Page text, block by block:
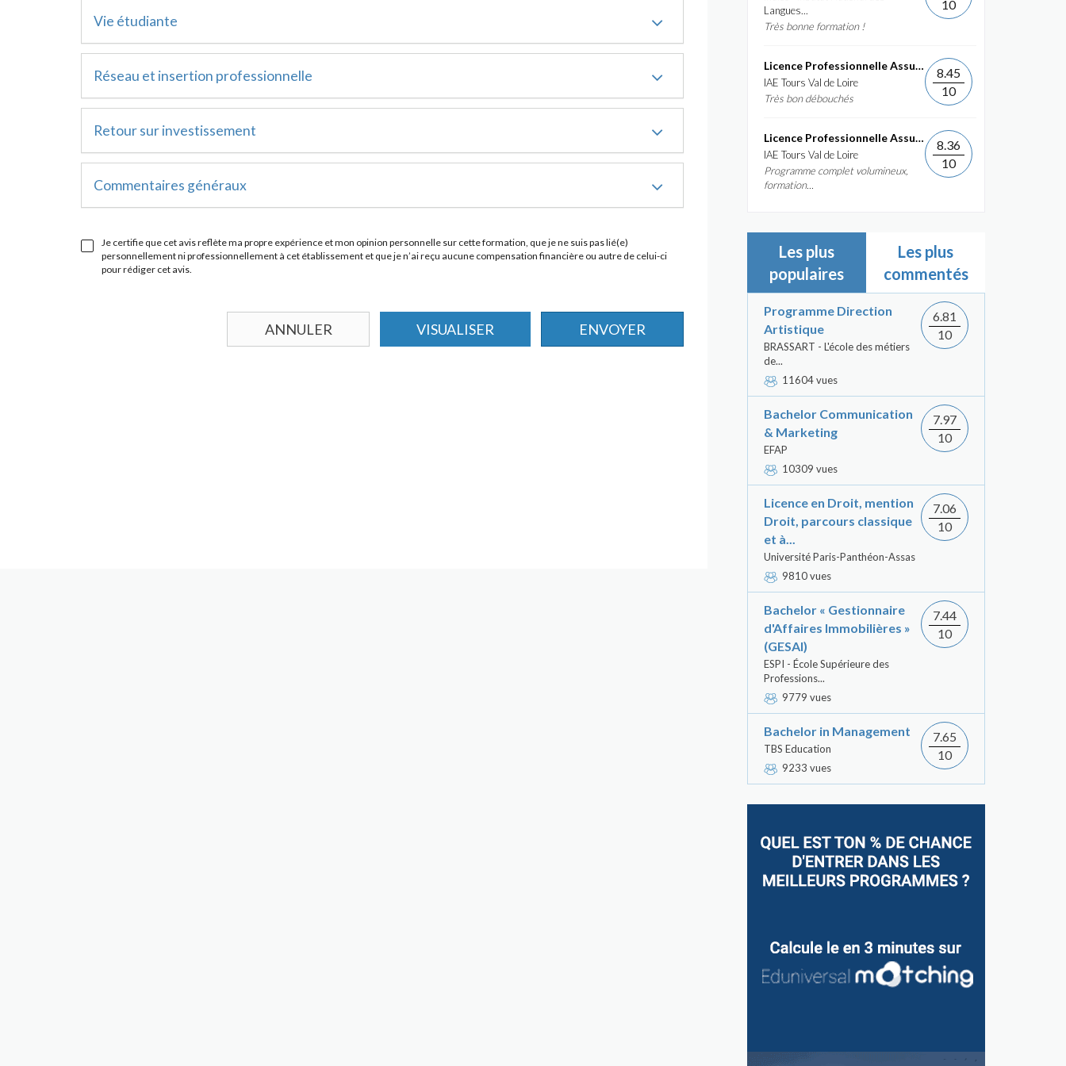
Vie étudiante
Réseau et insertion professionnelle
Retour sur investissement
Commentaires généraux
Je certifie que cet avis reflète ma propre expérience et mon opinion personnelle sur cette formation, que je ne suis pas lié(e)
personnellement ni professionnellement à cet établissement et que je n’ai reçu aucune compensation financière ou autre de celui-ci
pour rédiger cet avis.
ANNULER VISUALISER ENVOYER
Langues...
Très bonne formation !
10
Licence Professionnelle Assurance, banque, finance :...
IAE Tours Val de Loire
Très bon débouchés
8.45
10
Licence Professionnelle Assurance, banque, finance :...
IAE Tours Val de Loire
Programme complet volumineux,
formation...
8.36
10
Les plus
populaires
Les plus
commentés
Programme Direction
Artistique
BRASSART - L'école des métiers
de...
11604 vues
6.81
10
Bachelor Communication
& Marketing
EFAP
10309 vues
7.97
10
Licence en Droit, mention
Droit, parcours classique
et à...
Université Paris-Panthéon-Assas
9810 vues
7.06
10
Bachelor « Gestionnaire
d'Affaires Immobilières »
(GESAI)
ESPI - École Supérieure des
Professions...
9779 vues
7.44
10
Bachelor in Management
TBS Education
9233 vues
7.65
10